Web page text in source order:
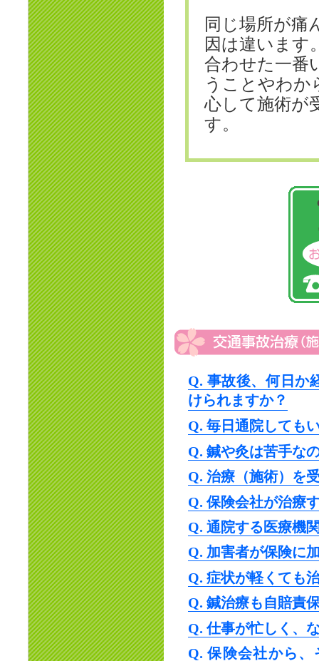
同じ場所が痛
因は違います
合わせた一番
うことやわか
心して施術が
す。
Q. 事故後、何日か
けられますか？
Q. 毎日通院しても
Q. 鍼や灸は苦手な
Q. 治療（施術）を
Q. 保険会社が治療
Q. 通院する医療機
Q. 加害者が保険に
Q. 症状が軽くても
Q. 鍼治療も自賠責
Q. 仕事が忙しく、
Q. 保険会社から